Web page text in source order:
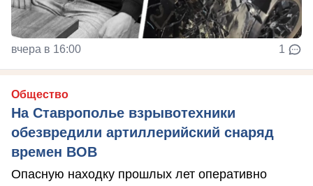
вчера в 16:00 1
Общество
На Ставрополье взрывотехники
обезвредили артиллерийский снаряд
времен ВОВ
Опасную находку прошлых лет оперативно